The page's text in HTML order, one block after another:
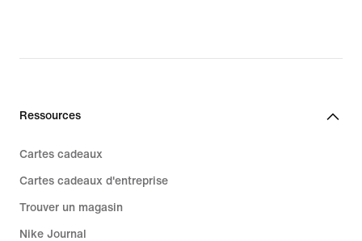
Ressources
Cartes cadeaux
Cartes cadeaux d'entreprise
Trouver un magasin
Nike Journal